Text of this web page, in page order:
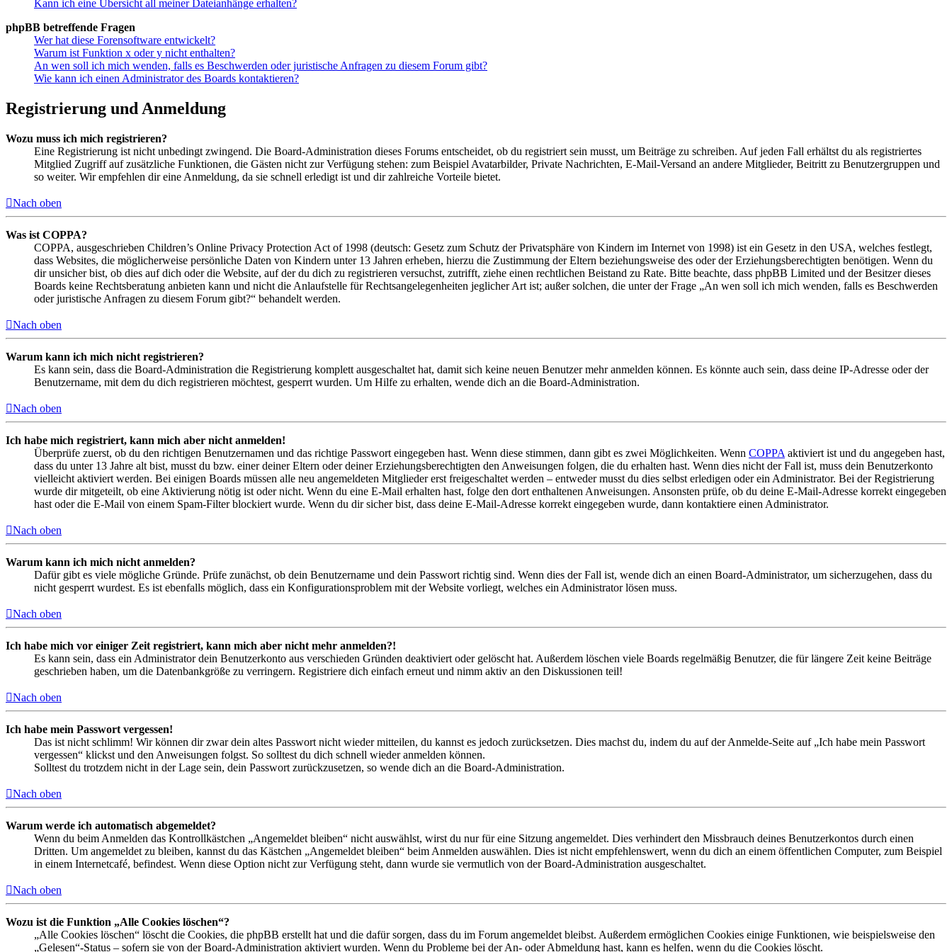
Kann ich eine Übersicht all meiner Dateianhänge erhalten?
phpBB betreffende Fragen
Wer hat diese Forensoftware entwickelt?
Warum ist Funktion x oder y nicht enthalten?
An wen soll ich mich wenden, falls es Beschwerden oder juristische Anfragen zu diesem Forum gibt?
Wie kann ich einen Administrator des Boards kontaktieren?
Registrierung und Anmeldung
Wozu muss ich mich registrieren?
Eine Registrierung ist nicht unbedingt zwingend. Die Board-Administration dieses Forums entscheidet, ob du registriert sein musst, um Beiträge zu schreiben. Auf jeden Fall erhältst du als registriertes
Mitglied Zugriff auf zusätzliche Funktionen, die Gästen nicht zur Verfügung stehen: zum Beispiel Avatarbilder, Private Nachrichten, E-Mail-Versand an andere Mitglieder, Beitritt zu Benutzergruppen und
so weiter. Wir empfehlen dir eine Anmeldung, da sie schnell erledigt ist und dir zahlreiche Vorteile bietet.
Nach oben
Was ist COPPA?
COPPA, ausgeschrieben Children’s Online Privacy Protection Act of 1998 (deutsch: Gesetz zum Schutz der Privatsphäre von Kindern im Internet von 1998) ist ein Gesetz in den USA, welches festlegt,
dass Websites, die möglicherweise persönliche Daten von Kindern unter 13 Jahren erheben, hierzu die Zustimmung der Eltern beziehungsweise des oder der Erziehungsberechtigten benötigen. Wenn du
dir unsicher bist, ob dies auf dich oder die Website, auf der du dich zu registrieren versuchst, zutrifft, ziehe einen rechtlichen Beistand zu Rate. Bitte beachte, dass phpBB Limited und der Besitzer dieses
Boards keine Rechtsberatung anbieten kann und nicht die Anlaufstelle für Rechtsangelegenheiten jeglicher Art ist; außer solchen, die unter der Frage „An wen soll ich mich wenden, falls es Beschwerden
oder juristische Anfragen zu diesem Forum gibt?“ behandelt werden.
Nach oben
Warum kann ich mich nicht registrieren?
Es kann sein, dass die Board-Administration die Registrierung komplett ausgeschaltet hat, damit sich keine neuen Benutzer mehr anmelden können. Es könnte auch sein, dass deine IP-Adresse oder der
Benutzername, mit dem du dich registrieren möchtest, gesperrt wurden. Um Hilfe zu erhalten, wende dich an die Board-Administration.
Nach oben
Ich habe mich registriert, kann mich aber nicht anmelden!
Überprüfe zuerst, ob du den richtigen Benutzernamen und das richtige Passwort eingegeben hast. Wenn diese stimmen, dann gibt es zwei Möglichkeiten. Wenn COPPA aktiviert ist und du angegeben hast,
dass du unter 13 Jahre alt bist, musst du bzw. einer deiner Eltern oder deiner Erziehungsberechtigten den Anweisungen folgen, die du erhalten hast. Wenn dies nicht der Fall ist, muss dein Benutzerkonto
vielleicht aktiviert werden. Bei einigen Boards müssen alle neu angemeldeten Mitglieder erst freigeschaltet werden – entweder musst du dies selbst erledigen oder ein Administrator. Bei der Registrierung
wurde dir mitgeteilt, ob eine Aktivierung nötig ist oder nicht. Wenn du eine E-Mail erhalten hast, folge den dort enthaltenen Anweisungen. Ansonsten prüfe, ob du deine E-Mail-Adresse korrekt eingegeben
hast oder die E-Mail von einem Spam-Filter blockiert wurde. Wenn du dir sicher bist, dass deine E-Mail-Adresse korrekt eingegeben wurde, dann kontaktiere einen Administrator.
Nach oben
Warum kann ich mich nicht anmelden?
Dafür gibt es viele mögliche Gründe. Prüfe zunächst, ob dein Benutzername und dein Passwort richtig sind. Wenn dies der Fall ist, wende dich an einen Board-Administrator, um sicherzugehen, dass du
nicht gesperrt wurdest. Es ist ebenfalls möglich, dass ein Konfigurationsproblem mit der Website vorliegt, welches ein Administrator lösen muss.
Nach oben
Ich habe mich vor einiger Zeit registriert, kann mich aber nicht mehr anmelden?!
Es kann sein, dass ein Administrator dein Benutzerkonto aus verschieden Gründen deaktiviert oder gelöscht hat. Außerdem löschen viele Boards regelmäßig Benutzer, die für längere Zeit keine Beiträge
geschrieben haben, um die Datenbankgröße zu verringern. Registriere dich einfach erneut und nimm aktiv an den Diskussionen teil!
Nach oben
Ich habe mein Passwort vergessen!
Das ist nicht schlimm! Wir können dir zwar dein altes Passwort nicht wieder mitteilen, du kannst es jedoch zurücksetzen. Dies machst du, indem du auf der Anmelde-Seite auf „Ich habe mein Passwort
vergessen“ klickst und den Anweisungen folgst. So solltest du dich schnell wieder anmelden können.
Solltest du trotzdem nicht in der Lage sein, dein Passwort zurückzusetzen, so wende dich an die Board-Administration.
Nach oben
Warum werde ich automatisch abgemeldet?
Wenn du beim Anmelden das Kontrollkästchen „Angemeldet bleiben“ nicht auswählst, wirst du nur für eine Sitzung angemeldet. Dies verhindert den Missbrauch deines Benutzerkontos durch einen
Dritten. Um angemeldet zu bleiben, kannst du das Kästchen „Angemeldet bleiben“ beim Anmelden auswählen. Dies ist nicht empfehlenswert, wenn du dich an einem öffentlichen Computer, zum Beispiel
in einem Internetcafé, befindest. Wenn diese Option nicht zur Verfügung steht, dann wurde sie vermutlich von der Board-Administration ausgeschaltet.
Nach oben
Wozu ist die Funktion „Alle Cookies löschen“?
„Alle Cookies löschen“ löscht die Cookies, die phpBB erstellt hat und die dafür sorgen, dass du im Forum angemeldet bleibst. Außerdem ermöglichen Cookies einige Funktionen, wie beispielsweise den
„Gelesen“-Status – sofern sie von der Board-Administration aktiviert wurden. Wenn du Probleme bei der An- oder Abmeldung hast, kann es helfen, wenn du die Cookies löscht.